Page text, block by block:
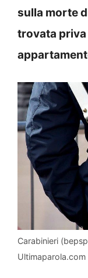
sulla morte
trovata
Carabinieri
Ultimaparola.com